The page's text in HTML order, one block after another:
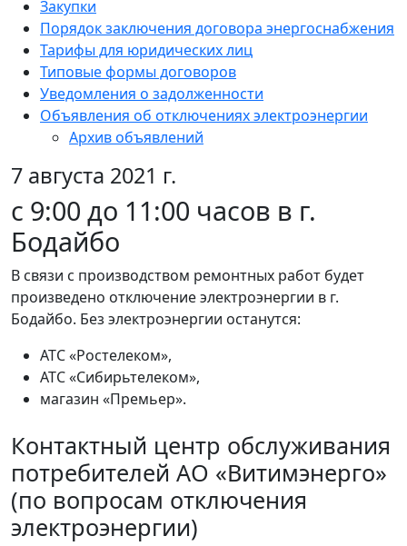
Закупки
Порядок заключения договора энергоснабжения
Тарифы для юридических лиц
Типовые формы договоров
Уведомления о задолженности
Объявления об отключениях электроэнергии
Архив объявлений
7 августа 2021 г.
с 9:00 до 11:00 часов в г.
Бодайбо
В связи с производством ремонтных работ будет
произведено отключение электроэнергии в г.
Бодайбо. Без электроэнергии останутся:
АТС «Ростелеком»,
АТС «Сибирьтелеком»,
магазин «Премьер».
Контактный центр обслуживания
потребителей АО «Витимэнерго»
(по вопросам отключения
электроэнергии)